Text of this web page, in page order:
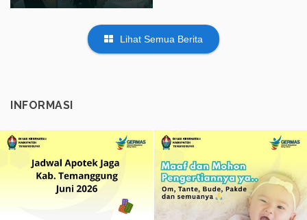
Lihat Semua Berita
INFORMASI